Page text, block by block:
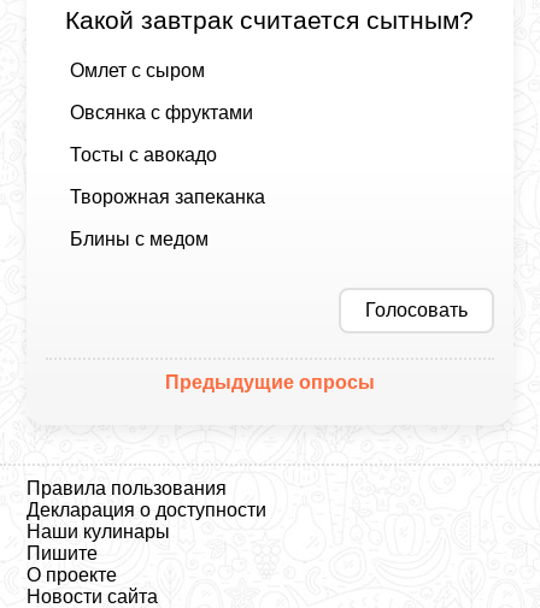
Какой завтрак считается сытным?
Омлет с сыром
Овсянка с фруктами
Тосты с авокадо
Творожная запеканка
Блины с медом
Голосовать
Предыдущие опросы
Правила пользования
Декларация о доступности
Наши кулинары
Пишите
О проекте
Новости сайта